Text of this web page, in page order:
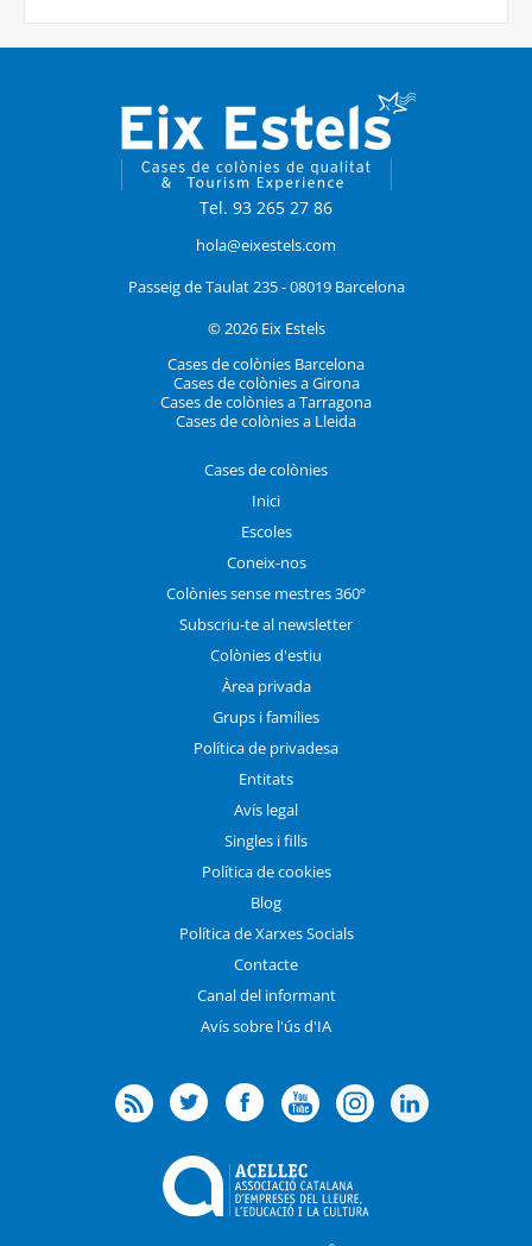
Tel. 93 265 27 86
hola@eixestels.com
Passeig de Taulat 235 - 08019 Barcelona
© 2026 Eix Estels
Cases de colònies Barcelona
Cases de colònies a Girona
Cases de colònies a Tarragona
Cases de colònies a Lleida
Cases de colònies
Inici
Escoles
Coneix-nos
Colònies sense mestres 360º
Subscriu-te al newsletter
Colònies d'estiu
Àrea privada
Grups i famílies
Política de privadesa
Entitats
Avís legal
Singles i fills
Política de cookies
Blog
Política de Xarxes Socials
Contacte
Canal del informant
Avís sobre l'ús d'IA